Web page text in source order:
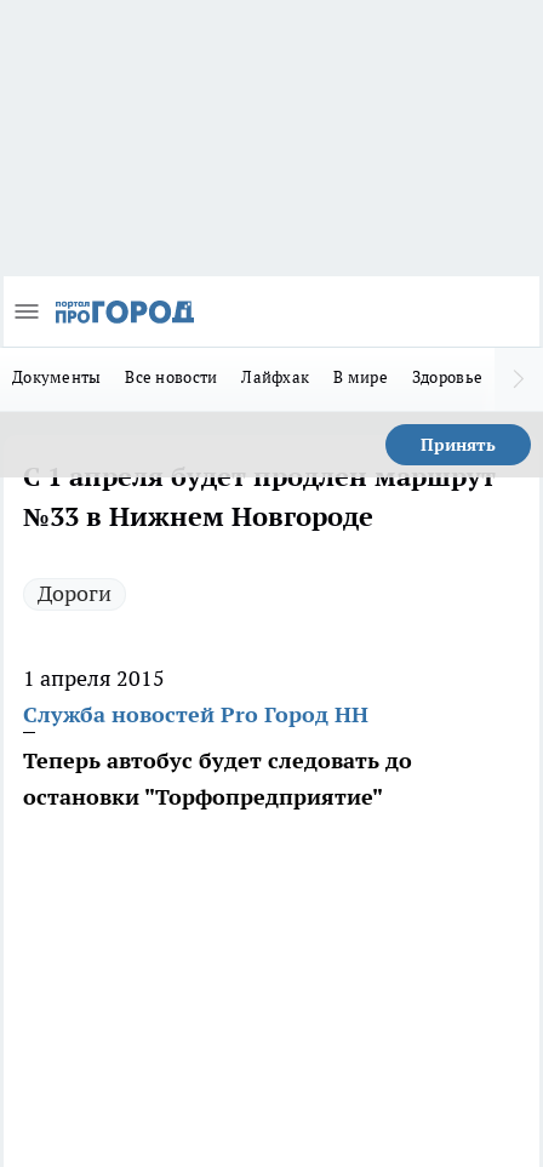
Документы Все новости Лайфхак В мире Здоровье
Принять
С 1 апреля будет продлен маршрут
№33 в Нижнем Новгороде
Дороги
1 апреля 2015
Служба новостей Pro Город НН
Теперь автобус будет следовать до
остановки "Торфопредприятие"